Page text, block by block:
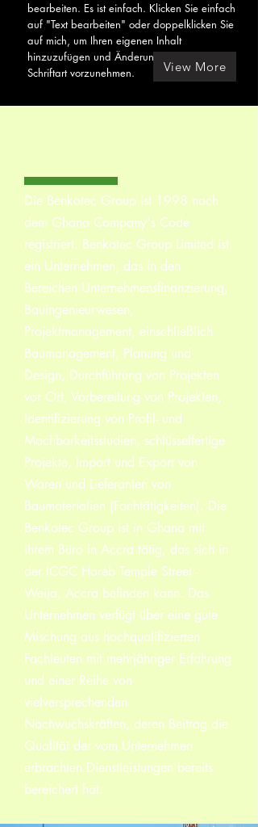
bearbeiten. Es ist einfach. Klicken Sie einfach
auf "Text bearbeiten" oder doppelklicken Sie
auf mich, um Ihren eigenen Inhalt
hinzuzufügen und Änderungen an der
Schriftart vorzunehmen.
View More
Die Benkotec Group ist 1998 nach
dem Ghana Company's Code
registriert. Benkotec Group Limited ist
ein Unternehmen, das in den
Bereichen Unternehmensfinanzierung,
Bauingenieurwesen,
Projektmanagement, einschließlich
Baumanagement, Planung und
Design, Durchführung von Projekten
vor Ort, Vorbereitung von Projekten,
Identifizierung von Profil- und
Machbarkeitsstudien, schlüsselfertige
Projekte, Import und Export von
Waren und Lieferanten von
Baumaterialien (Fachtätigkeiten). Die
Benkotec Group ist in Ghana mit
ihrem Büro in Accra tätig, das sich in
der ICGC Horeb Temple Street -
Weija, Accra befinden kann. Das
Unternehmen verfügt über eine gute
Mischung aus hochqualifizierten
Fachleuten mit mehrjähriger Erfahrung
und einer Reihe von
vielversprechenden
Nachwuchskräften, deren Beitrag die
Qualität der vom Unternehmen
erbrachten Dienstleistungen bereits
bereichert hat.